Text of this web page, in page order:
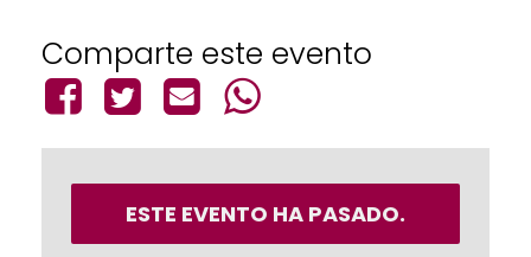
Comparte este evento
ESTE EVENTO HA PASADO.